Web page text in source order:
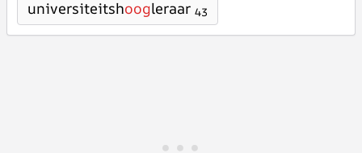
universiteitshoogleraar 43